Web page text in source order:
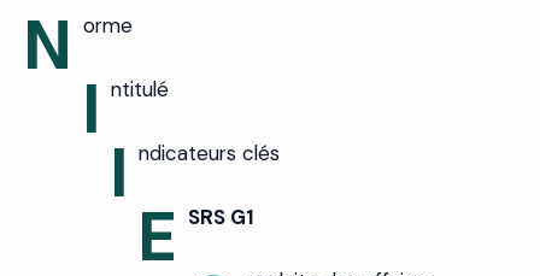
N orme
I ntitulé
I ndicateurs clés
E SRS G1